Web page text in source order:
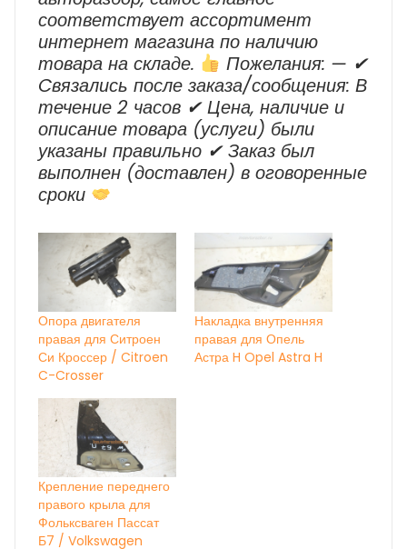
соответствует ассортимент
интернет магазина по наличию
товара на складе.
Пожелания: — ✔
Cвязались после заказа/сообщения: В
течение 2 часов ✔ Цена, наличие и
описание товара (услуги) были
указаны правильно ✔ Заказ был
выполнен (доставлен) в оговоренные
сроки
Опора двигателя
правая для Ситроен
Си Кроссер / Citroen
C-Crosser
Накладка внутренняя
правая для Опель
Астра H Opel Astra H
Крепление переднего
правого крыла для
Фольксваген Пассат
Б7 / Volkswagen